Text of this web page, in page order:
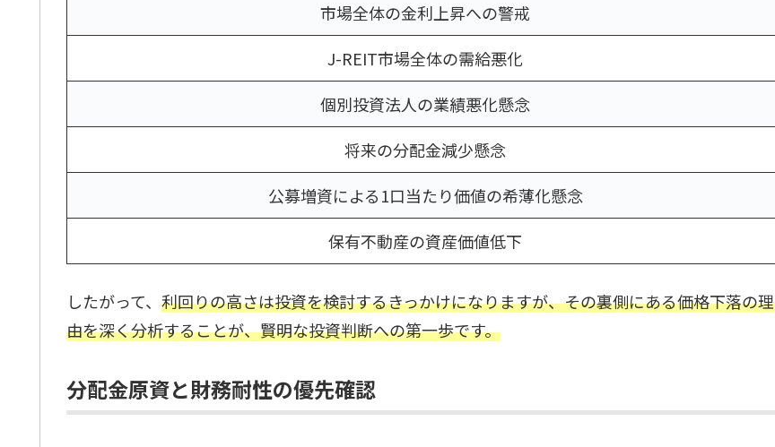
市場全体の金利上昇への警戒
J-REIT市場全体の需給悪化
個別投資法人の業績悪化懸念
将来の分配金減少懸念
公募増資による1口当たり価値の希薄化懸念
保有不動産の資産価値低下
したがって、 利回りの高さは投資を検討するきっかけになりますが、その裏側にある価格下落の理
由を深く分析することが、賢明な投資判断への第一歩です。
分配金原資と財務耐性の優先確認